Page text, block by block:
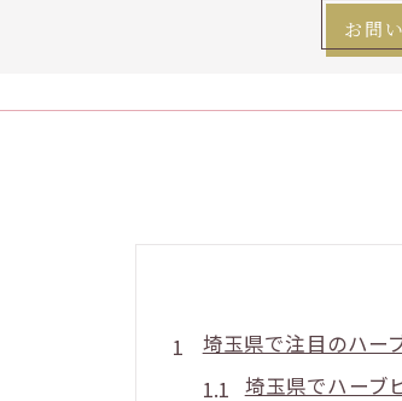
お問
埼玉県で注目のハー
埼玉県でハーブ